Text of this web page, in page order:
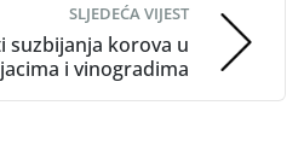
SLJEDEĆA VIJEST
suzbijanja korova u
i vinogradima